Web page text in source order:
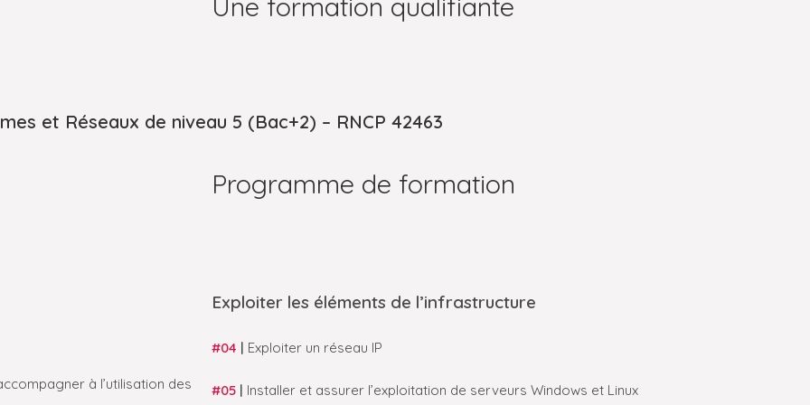
et Réseaux de niveau 5 (Bac+2) – RNCP 42463
Programme de formation
à l’utilisation des
Exploiter les éléments de l’infrastructure
#04 | Exploiter un réseau IP
#05 | Installer et assurer l’exploitation de serveurs Windows et Linux